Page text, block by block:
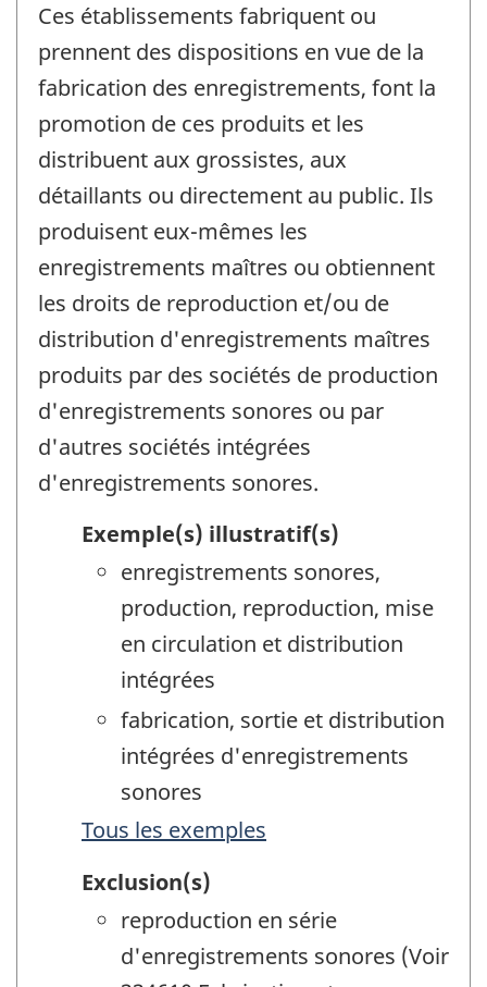
Ces établissements fabriquent ou
prennent des dispositions en vue de la
fabrication des enregistrements, font la
promotion de ces produits et les
distribuent aux grossistes, aux
détaillants ou directement au public. Ils
produisent eux-mêmes les
enregistrements maîtres ou obtiennent
les droits de reproduction et/ou de
distribution d'enregistrements maîtres
produits par des sociétés de production
d'enregistrements sonores ou par
d'autres sociétés intégrées
d'enregistrements sonores.
Exemple(s) illustratif(s)
enregistrements sonores,
production, reproduction, mise
en circulation et distribution
intégrées
fabrication, sortie et distribution
intégrées d'enregistrements
sonores
Tous les exemples
Exclusion(s)
reproduction en série
d'enregistrements sonores (Voir